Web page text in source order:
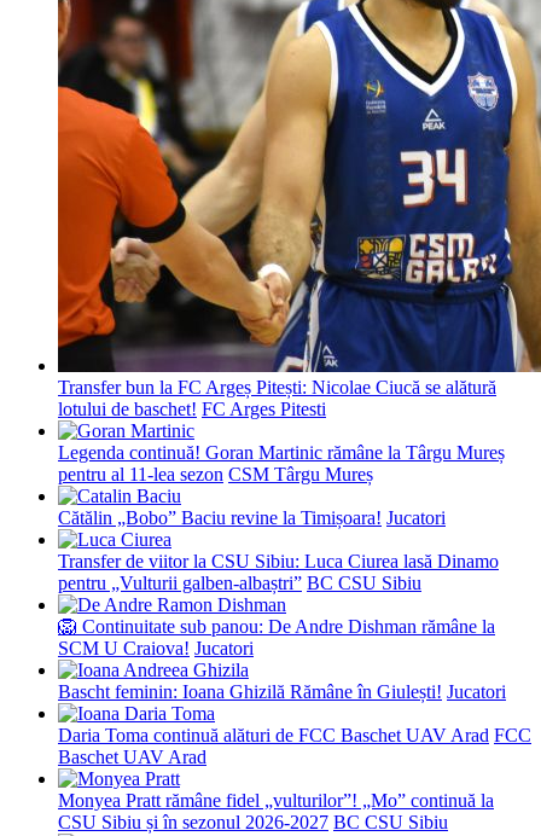
Transfer bun la FC Argeș Pitești: Nicolae Ciucă se alătură
lotului de baschet! FC Arges Pitesti
Legenda continuă! Goran Martinic rămâne la Târgu Mureș
pentru al 11-lea sezon CSM Târgu Mureș
Cătălin „Bobo” Baciu revine la Timișoara! Jucatori
Transfer de viitor la CSU Sibiu: Luca Ciurea lasă Dinamo
pentru „Vulturii galben-albaștri” BC CSU Sibiu
🦁 Continuitate sub panou: De Andre Dishman rămâne la
SCM U Craiova! Jucatori
Bascht feminin: Ioana Ghizilă Rămâne în Giulești! Jucatori
Daria Toma continuă alături de FCC Baschet UAV Arad FCC
Baschet UAV Arad
Monyea Pratt rămâne fidel „vulturilor”! „Mo” continuă la
CSU Sibiu și în sezonul 2026-2027 BC CSU Sibiu